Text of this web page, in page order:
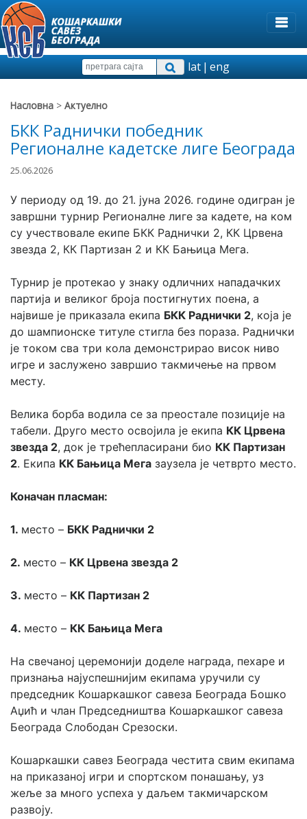
lat|eng
Насловна > Актуелно
БКК Раднички победник
Регионалне кадетске лиге Београда
25.06.2026
У периоду од 19. до 21. јуна 2026. године одигран је
завршни турнир Регионалне лиге за кадете, на ком
су учествовале екипе БКК Раднички 2, КК Црвена
звезда 2, КК Партизан 2 и КК Бањица Мега.
Турнир је протекао у знаку одличних нападачких
партија и великог броја постигнутих поена, а
највише је приказала екипа БКК Раднички 2, која је
до шампионске титуле стигла без пораза. Раднички
је током сва три кола демонстрирао висок ниво
игре и заслужено завршио такмичење на првом
месту.
Велика борба водила се за преостале позиције на
табели. Друго место освојила је екипа КК Црвена
звезда 2, док је трећепласирани био КК Партизан
2. Екипа КК Бањица Мега заузела је четврто место.
Коначан пласман:
1. место – БКК Раднички 2
2. место – КК Црвена звезда 2
3. место – КК Партизан 2
4. место – КК Бањица Мега
На свечаној церемонији доделе награда, пехаре и
признања најуспешнијим екипама уручили су
председник Кошаркашког савеза Београда Бошко
Аџић и члан Председништва Кошаркашког савеза
Београда Слободан Срезоски.
Кошаркашки савез Београда честита свим екипама
на приказаној игри и спортском понашању, уз
жеље за много успеха у даљем такмичарском
развоју.